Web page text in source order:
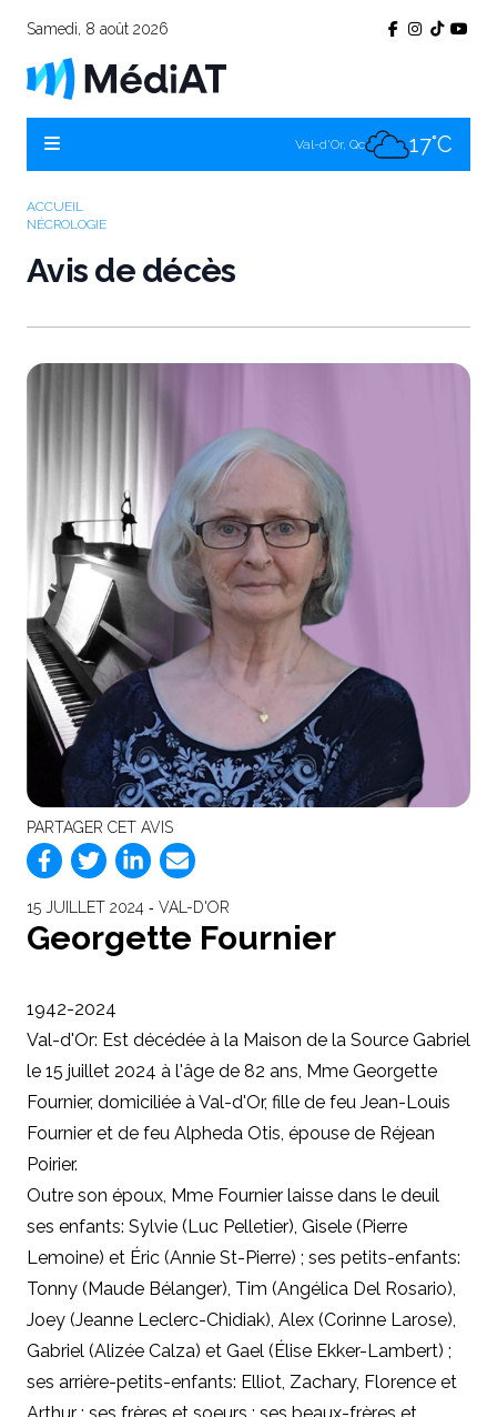
Samedi, 8 août 2026
Val-d'Or, Qc 17°C
ACCUEIL
NÉCROLOGIE
Avis de décès
PARTAGER CET AVIS
15 JUILLET 2024 ‐ VAL-D'OR
Georgette Fournier
1942-2024
Val-d'Or: Est décédée à la Maison de la Source Gabriel
le 15 juillet 2024 à l'âge de 82 ans, Mme Georgette
Fournier, domiciliée à Val-d'Or, fille de feu Jean-Louis
Fournier et de feu Alpheda Otis, épouse de Réjean
Poirier.
Outre son époux, Mme Fournier laisse dans le deuil
ses enfants: Sylvie (Luc Pelletier), Gisele (Pierre
Lemoine) et Éric (Annie St-Pierre) ; ses petits-enfants:
Tonny (Maude Bélanger), Tim (Angélica Del Rosario),
Joey (Jeanne Leclerc-Chidiak), Alex (Corinne Larose),
Gabriel (Alizée Calza) et Gael (Élise Ekker-Lambert) ;
ses arrière-petits-enfants: Elliot, Zachary, Florence et